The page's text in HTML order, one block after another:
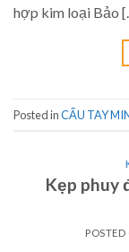
hợp kim loại Bảo
Posted inCẨU TAY
Kẹp phuy
POSTED